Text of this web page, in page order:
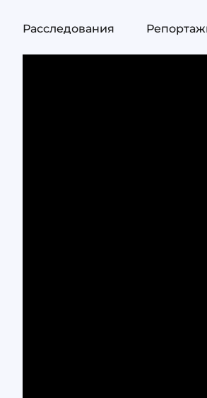
Расследования